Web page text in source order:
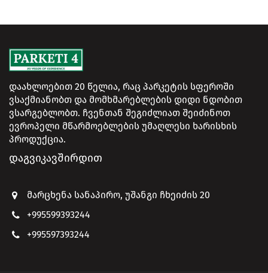
დაახლოებით 20 წელია, რაც პარკეტის სფეროში
ვსაქმიანობთ და მომხმარებლების დიდი ნდობით
ვსარგებლობთ. ჩვენთან შეგიძლიათ შეიძინოთ
ევროპელი მწარმოებლების უმაღლესი ხარისხის
პროდუქცია.
ᲓᲐᲒᲕᲘᲙᲐᲕᲨᲘᲠᲓᲘᲗ
მარცხენა სანაპირო, უშანგი ჩხეიძის 20
+995599393244
+995597393244